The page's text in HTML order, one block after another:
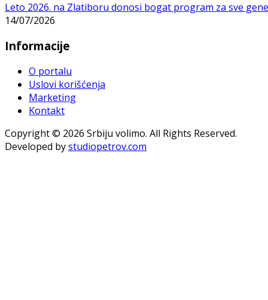
Leto 2026. na Zlatiboru donosi bogat program za sve
14/07/2026
Informacije
O portalu
Uslovi korišćenja
Marketing
Kontakt
Copyright © 2026 Srbiju volimo. All Rights Reserved.
Developed bystudiopetrov.com